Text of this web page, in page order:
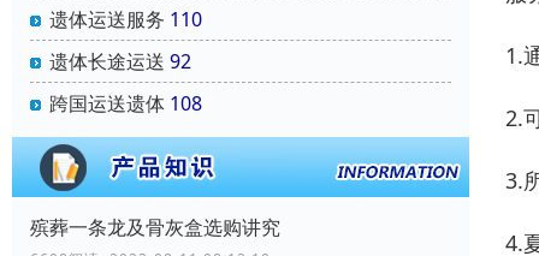
遗体运送服务 110
遗体长途运送 92
跨国运送遗体 108
殡葬一条龙及骨灰盒选购讲究
1.
2.
3.
4.